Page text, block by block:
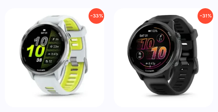
ДО 26 ЧАСОВ РАБОТЫ В РЕЖИМЕ
GPS
−33% −31%